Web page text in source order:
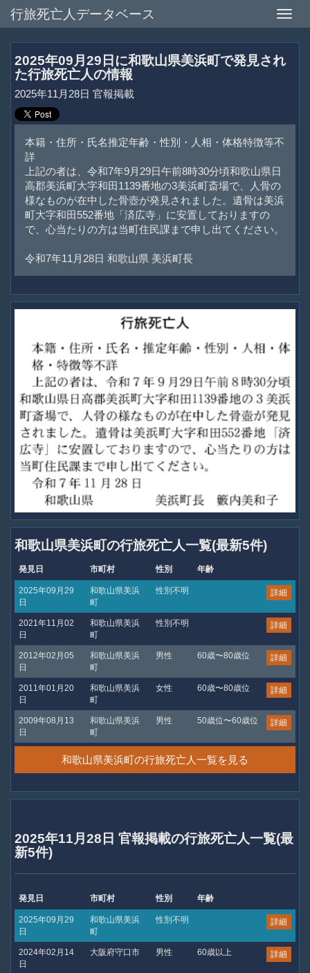
Toggle
行旅死亡人データベース
2025年09月29日に和歌山県美浜町で発見され
た行旅死亡人の情報
2025年11月28日 官報掲載
本籍・住所・氏名推定年齢・性別・人相・体格特徴等不
詳
上記の者は、令和7年9月29日午前8時30分頃和歌山県日
高郡美浜町大字和田1139番地の3美浜町斎場で、人骨の
様なものが在中した骨壺が発見されました。遺骨は美浜
町大字和田552番地「済広寺」に安置しておりますの
で、心当たりの方は当町住民課まで申し出てください。
令和7年11月28日 和歌山県 美浜町長
和歌山県美浜町の行旅死亡人一覧(最新5件)
発見日 市町村 性別 年齢
2025年09月29
日
和歌山県美浜
町
性別不明 詳細
2021年11月02
日
和歌山県美浜
町
性別不明 詳細
2012年02月05
日
和歌山県美浜
町
男性 60歳〜80歳位 詳細
2011年01月20
日
和歌山県美浜
町
女性 60歳〜80歳位 詳細
2009年08月13
日
和歌山県美浜
町
男性 50歳位〜60歳位 詳細
和歌山県美浜町の行旅死亡人一覧を見る
2025年11月28日 官報掲載の行旅死亡人一覧(最
新5件)
発見日 市町村 性別 年齢
2025年09月29
日
和歌山県美浜
町
性別不明 詳細
2024年02月14
日
大阪府守口市 男性 60歳以上 詳細